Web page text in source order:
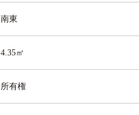
南東
4.35㎡
所有権